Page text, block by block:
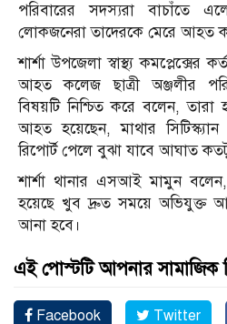
পরিবারের সদস্যরা বাচাঁতে
লোকজনেরা তাদেরকে মেরে আহত
শার্শা উপজেলা স্বাস্থ্য
আহত কলেজ ছাত্রী অঞ্জলীর
বিষয়টি নিশ্চিত করে বলেন, তারা
আহত হয়েছেন, মাথার
রিপোর্ট পেলে বুঝা যাবে আঘাত
শার্শা থানার এসআই মামুন
হয়েছে খুব দ্রুত সময়ে অভিযুক্ত
আনা হবে।
এই পোস্টটি আপনার সামাজিক
Facebook Twitter